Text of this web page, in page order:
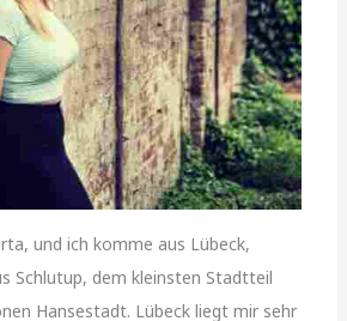
und ich komme aus Lübeck,
Schlutup, dem kleinsten Stadtteil
Hansestadt. Lübeck liegt mir sehr